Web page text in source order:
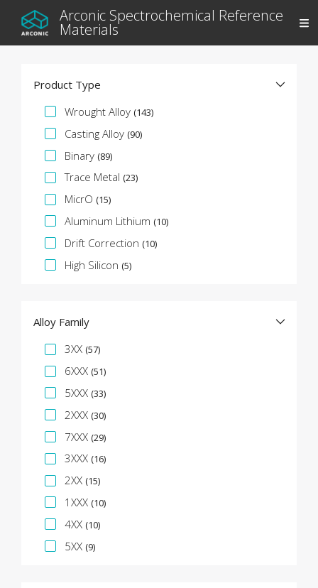
Arconic Spectrochemical Reference
Materials
Product Type
Facet specifica
Wrought Alloy (143)
Casting Alloy (90)
Binary (89)
Trace Metal (23)
MicrO (15)
Aluminum Lithium (10)
Drift Correction (10)
High Silicon (5)
Alloy Family
Facet specifica
3XX (57)
6XXX (51)
5XXX (33)
2XXX (30)
7XXX (29)
3XXX (16)
2XX (15)
1XXX (10)
4XX (10)
5XX (9)